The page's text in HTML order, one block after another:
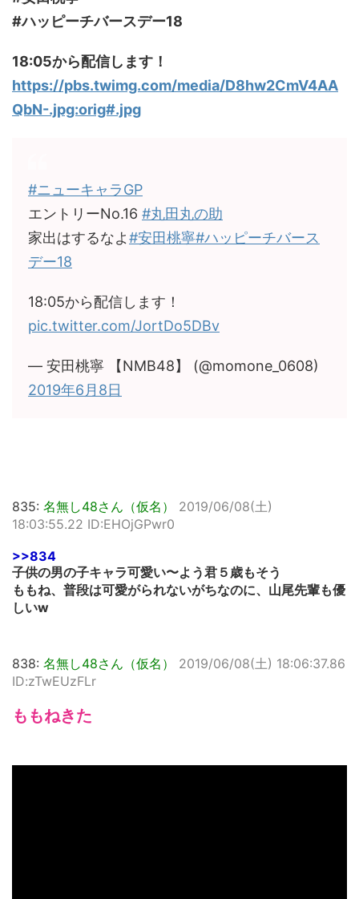
#ハッピーチバースデー18
18:05から配信します！
https://pbs.twimg.com/media/D8hw2CmV4AA
QbN-.jpg:orig#.jpg
#ニューキャラGP
エントリーNo.16 #丸田丸の助
家出はするなよ#安田桃寧#ハッピーチバース
デー18
18:05から配信します！
pic.twitter.com/JortDo5DBv
— 安田桃寧 【NMB48】 (@momone_0608)
2019年6月8日
835: 名無し48さん（仮名）
2019/06/08(土)
18:03:55.22 ID:EHOjGPwr0
>>834
子供の男の子キャラ可愛い〜よう君５歳もそう
ももね、普段は可愛がられないがちなのに、山尾先輩も優
しいw
838: 名無し48さん（仮名）
2019/06/08(土) 18:06:37.86
ID:zTwEUzFLr
ももねきた